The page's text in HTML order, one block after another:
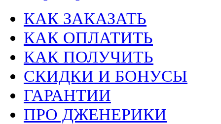
КАК ЗАКАЗАТЬ
КАК ОПЛАТИТЬ
КАК ПОЛУЧИТЬ
СКИДКИ И БОНУСЫ
ГАРАНТИИ
ПРО ДЖЕНЕРИКИ